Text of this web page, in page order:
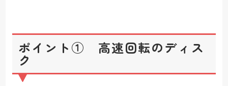
ポイント① 高速回転のディス
ク